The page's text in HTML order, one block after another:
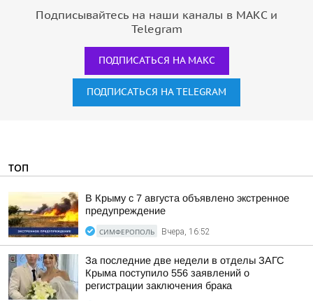
Подписывайтесь на наши каналы в МАКС и
Telegram
ПОДПИСАТЬСЯ НА МАКС
ПОДПИСАТЬСЯ НА TELEGRAM
ТОП
В Крыму с 7 августа объявлено экстренное
предупреждение
СИМФЕРОПОЛЬ Вчера, 16:52
За последние две недели в отделы ЗАГС
Крыма поступило 556 заявлений о
регистрации заключения брака